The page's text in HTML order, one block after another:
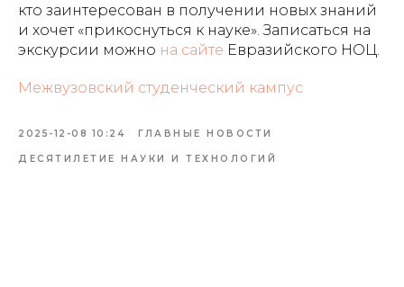
кто заинтересован в получении новых знаний
и хочет «прикоснуться к науке». Записаться на
экскурсии можно на сайте Евразийского НОЦ.
Межвузовский студенческий кампус
2025-12-08 10:24 ГЛАВНЫЕ НОВОСТИ
ДЕСЯТИЛЕТИЕ НАУКИ И ТЕХНОЛОГИЙ